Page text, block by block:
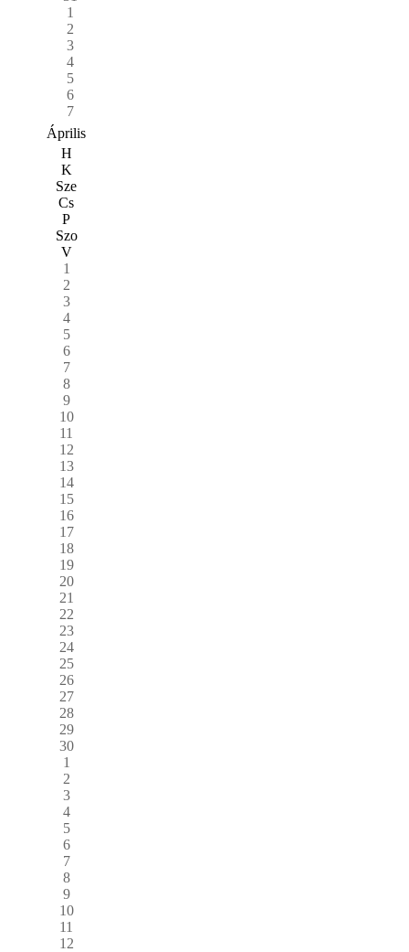
1
2
3
4
5
6
7
Április
H
K
Sze
Cs
P
Szo
V
1
2
3
4
5
6
7
8
9
10
11
12
13
14
15
16
17
18
19
20
21
22
23
24
25
26
27
28
29
30
1
2
3
4
5
6
7
8
9
10
11
12